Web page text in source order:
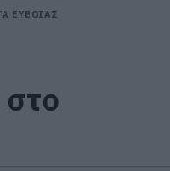
ΕΥΒΟΙΑΣ